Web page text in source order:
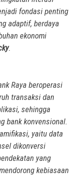
fondasi penting
adaptif, berdaya
ekonomi
.
Raya beroperasi
transaksi dan
sehingga
bank konvensional.
yaitu data
dikonversi
yang
kebiasaan